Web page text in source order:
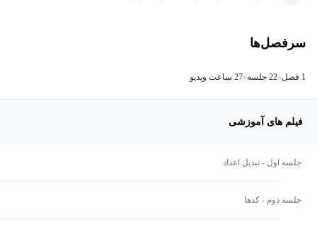
سرفصل‌ها
1 فصل 22 جلسه 27 ساعت ویدیو
فیلم های آموزشی
جلسه اول - تبدیل اعداد
جلسه دوم - کدها